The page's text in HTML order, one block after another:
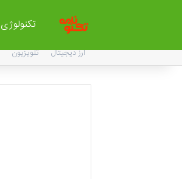
تکنولوژی
ارز دیجیتال تلویزیون